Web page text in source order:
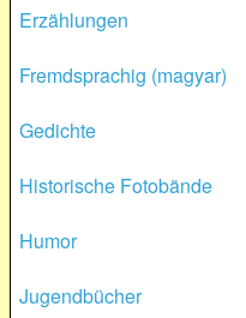
Erzählungen
Fremdsprachig (magyar)
Gedichte
Historische Fotobände
Humor
Jugendbücher